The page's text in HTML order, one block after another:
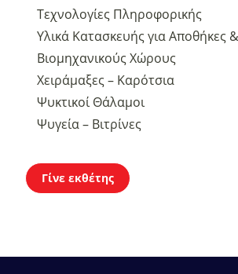
Τεχνολογίες Πληροφορικής
Υλικά Κατασκευής για Αποθήκες &
Βιομηχανικούς Χώρους
Χειράμαξες – Καρότσια
Ψυκτικοί Θάλαμοι
Ψυγεία – Βιτρίνες
Γίνε εκθέτης